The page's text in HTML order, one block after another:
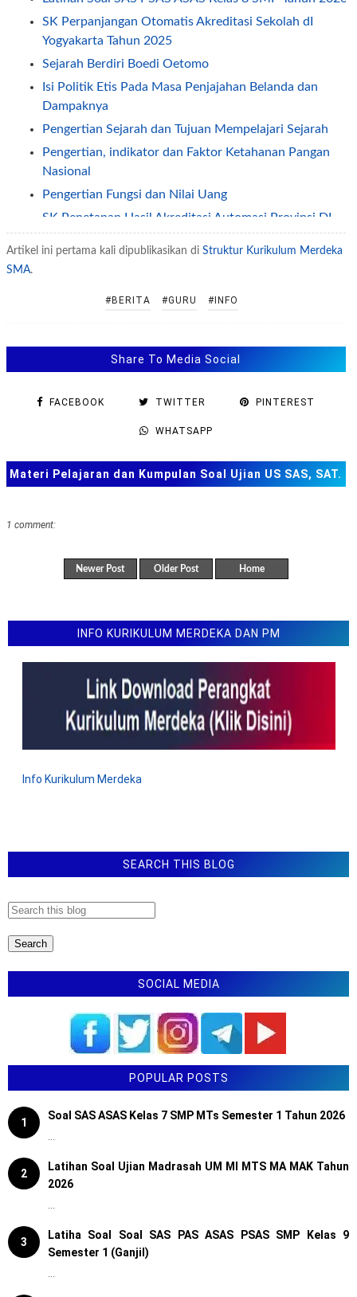
SK Perpanjangan Otomatis Akreditasi Sekolah dI
Yogyakarta Tahun 2025
Sejarah Berdiri Boedi Oetomo
Isi Politik Etis Pada Masa Penjajahan Belanda dan
Dampaknya
Pengertian Sejarah dan Tujuan Mempelajari Sejarah
Pengertian, indikator dan Faktor Ketahanan Pangan
Nasional
Pengertian Fungsi dan Nilai Uang
SK Penetapan Hasil Akreditasi Automasi Provinsi DI
Yogyakarta (DIY) Tahun 2025
Peran Guru dalam Pembelajaran Abad 21
Tahun 2025 2026
Soal TKA Matematika Tingkat Lanjut SMA MA Tahun
Latihan soal TKA Bahasa Indonesia SD Tahun 2025
Latihan soal TKA Bahasa Indonesia SMP Tahun 2025
2026
Latihan Soal TKA Bahasa Indonesia SMA Tahun 2025
Latihan Soal TKA Matematika SMA Tahun 2025 2026
Latihan Soal TKA SMA
Kalender Pendidikan Kalimantan Barat Tahun
Pelajaran 2025/2026
Kalender Pendidikan Kabupaten Pasuruan Tahun
Kalender Pendidikan Provinsi Lampung Tahun
Artikel ini pertama kali dipublikasikan di Struktur Kurikulum Merdeka
SMA.
#BERITA #GURU #INFO
Share To Media Social
FACEBOOK TWITTER PINTEREST
WHATSAPP
Materi Pelajaran dan Kumpulan Soal Ujian US SAS, SAT.
1 comment:
Newer Post Older Post Home
INFO KURIKULUM MERDEKA DAN PM
Info Kurikulum Merdeka
SEARCH THIS BLOG
SOCIAL MEDIA
POPULAR POSTS
1
Soal SAS ASAS Kelas 7 SMP MTs Semester 1 Tahun 2026
2
Latihan Soal Ujian Madrasah UM MI MTS MA MAK Tahun
2026
3
Latiha Soal Soal SAS PAS ASAS PSAS SMP Kelas 9
Semester 1 (Ganjil)